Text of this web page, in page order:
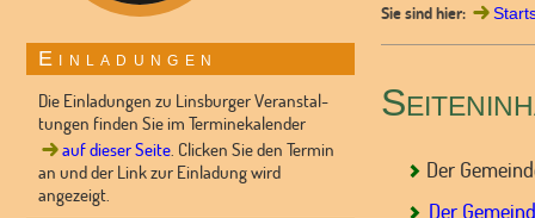
Bundesstraße 6 (4-
10 min (Auto) von
Dorfladen und
Einladungen
Die Einladungen zu Linsburger Veranstal-
tungen finden Sie im Terminekalender
auf dieser Seite . Clicken Sie den Termin
an und der Link zur Einladung wird
angezeigt.
Sie sind hier:
Der
Der